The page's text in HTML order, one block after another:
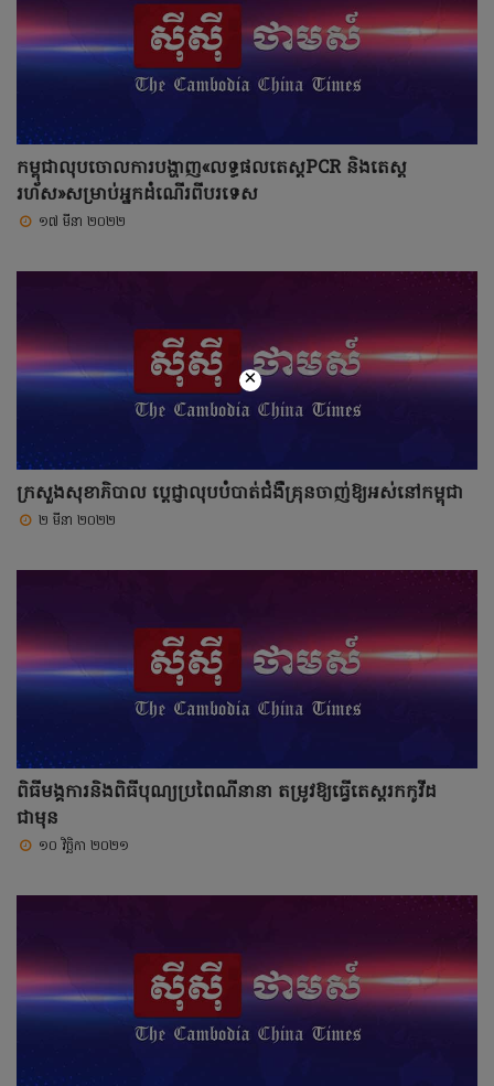
កម្ពុជាលុបចោលការបង្ហាញ«លទ្ធផលតេស្ដPCR និងតេស្ត
រហ័ស»សម្រាប់អ្នកដំណើរពីបរទេស
១៧ មីនា ២០២២
ក្រសួងសុខាភិបាល ប្តេជ្ញាលុបបំបាត់ជំងឺគ្រុនចាញ់ឱ្យអស់នៅកម្ពុជា
២ មីនា ២០២២
ពិធីមង្គការនិងពិធីបុណ្យប្រពៃណីនានា តម្រូវឱ្យធ្វើតេស្តរកកូវីដ
ជាមុន
១០ វិច្ឆិកា ២០២១
×